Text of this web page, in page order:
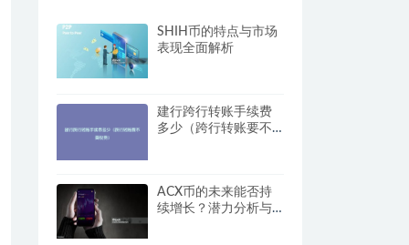
SHIH币的特点与市场
表现全面解析
建行跨行转账手续费
多少（跨行转账要不
ACX币的未来能否持
续增长？潜力分析与